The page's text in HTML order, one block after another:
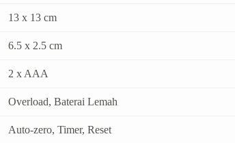
13 x 13 cm
6.5 x 2.5 cm
2 x AAA
Overload, Baterai Lemah
Auto-zero, Timer, Reset